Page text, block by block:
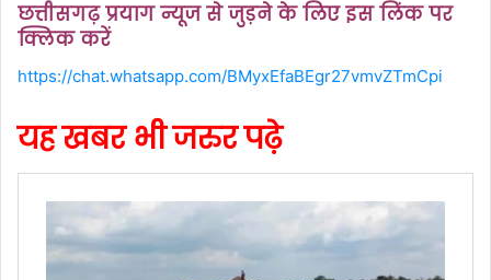
छत्तीसगढ़ प्रयाग न्यूज से जुड़ने के लिए इस लिंक पर
क्लिक करें
https://chat.whatsapp.com/BMyxEfaBEgr27vmvZTmCpi
यह खबर भी जरुर पढ़े